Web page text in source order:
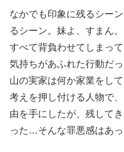
なかでも印象に残るシー
るシーン。妹よ、すまん
すべて背負わせてしまっ
気持ちがあふれた行動だ
山の実家は何か家業をし
考えを押し付ける人物で
由を手にしたが、残して
った…そんな罪悪感はあっ